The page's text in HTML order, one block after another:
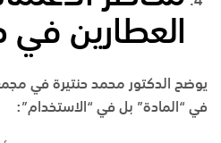
العطارين في
يوضح الدكتور محمد حنتيرة في
في “المادة” بل في “الاستخدام”: